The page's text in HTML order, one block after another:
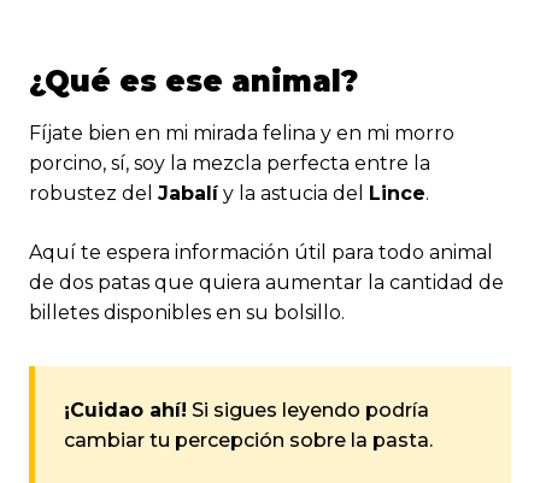
¿Qué es ese animal?
Fíjate bien en mi mirada felina y en mi morro
porcino, sí, soy la mezcla perfecta entre la
robustez del Jabalíy la astucia del Lince.
Aquí te espera información útil para todo animal
de dos patas que quiera aumentar la cantidad de
billetes disponibles en su bolsillo.
¡Cuidao ahí! Si sigues leyendo podría
cambiar tu percepción sobre la pasta.